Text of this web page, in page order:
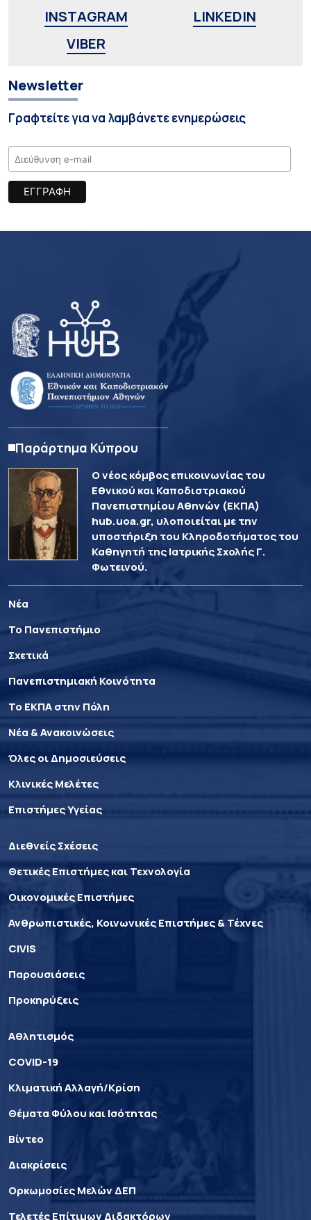
INSTAGRAM
LINKEDIN
VIBER
Newsletter
Γραφτείτε για να λαμβάνετε ενημερώσεις
Παράρτημα Κύπρου
Ο νέος κόμβος επικοινωνίας του
Εθνικού και Καποδιστριακού
Πανεπιστημίου Αθηνών (ΕΚΠΑ)
hub.uoa.gr, υλοποιείται με την
υποστήριξη του Κληροδοτήματος του
Καθηγητή της Ιατρικής Σχολής Γ.
Φωτεινού.
Νέα
Το Πανεπιστήμιο
Σχετικά
Πανεπιστημιακή Κοινότητα
Το ΕΚΠΑ στην Πόλη
Νέα & Ανακοινώσεις
Όλες οι Δημοσιεύσεις
Κλινικές Μελέτες
Επιστήμες Υγείας
Διεθνείς Σχέσεις
Θετικές Επιστήμες και Τεχνολογία
Οικονομικές Επιστήμες
Ανθρωπιστικές, Κοινωνικές Επιστήμες & Τέχνες
CIVIS
Παρουσιάσεις
Προκηρύξεις
Αθλητισμός
COVID-19
Κλιματική Αλλαγή/Κρίση
Θέματα Φύλου και Ισότητας
Βίντεο
Διακρίσεις
Ορκωμοσίες Μελών ΔΕΠ
Τελετές Επίτιμων Διδακτόρων